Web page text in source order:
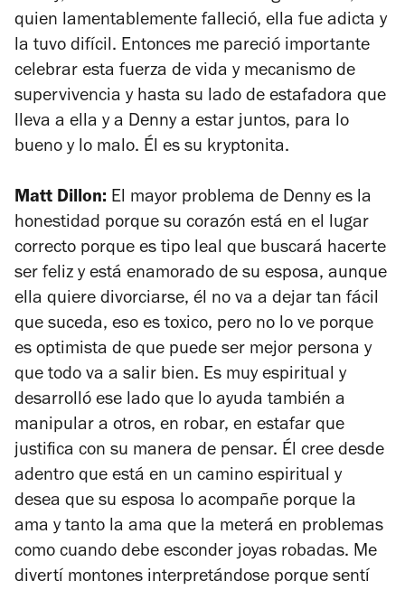
quien lamentablemente falleció, ella fue adicta y
la tuvo difícil. Entonces me pareció importante
celebrar esta fuerza de vida y mecanismo de
supervivencia y hasta su lado de estafadora que
lleva a ella y a Denny a estar juntos, para lo
bueno y lo malo. Él es su kryptonita.
Matt Dillon: El mayor problema de Denny es la
honestidad porque su corazón está en el lugar
correcto porque es tipo leal que buscará hacerte
ser feliz y está enamorado de su esposa, aunque
ella quiere divorciarse, él no va a dejar tan fácil
que suceda, eso es toxico, pero no lo ve porque
es optimista de que puede ser mejor persona y
que todo va a salir bien. Es muy espiritual y
desarrolló ese lado que lo ayuda también a
manipular a otros, en robar, en estafar que
justifica con su manera de pensar. Él cree desde
adentro que está en un camino espiritual y
desea que su esposa lo acompañe porque la
ama y tanto la ama que la meterá en problemas
como cuando debe esconder joyas robadas. Me
divertí montones interpretándose porque sentí